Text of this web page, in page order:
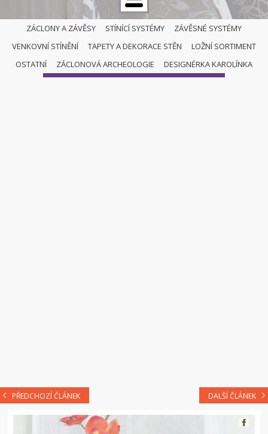
ZÁCLONY A ZÁVĚSY STÍNÍCÍ SYSTÉMY
ZÁVĚSNÉ SYSTÉMY
VENKOVNÍ STÍNĚNÍ
TAPETY A DEKORACE STĚN
LOŽNÍ SORTIMENT
OSTATNÍ
ZÁCLONOVÁ ARCHEOLOGIE DESIGNÉRKA KAROLÍNKA
ŘÍMSKÉ ROLETY
PŘEDCHOZÍ ČLÁNEK DALŠÍ ČLÁNEK